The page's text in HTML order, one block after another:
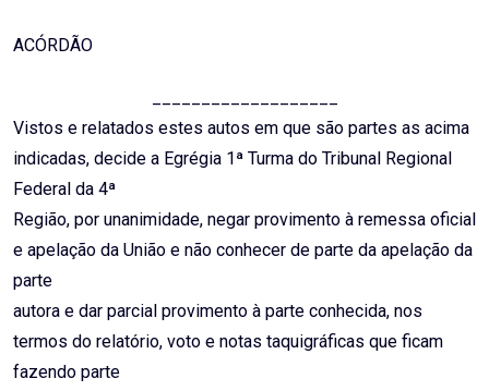
ACÓRDÃO
Vistos e relatados estes autos em que são partes as acima
indicadas, decide a Egrégia 1ª Turma do Tribunal Regional
Federal da 4ª
Região, por unanimidade, negar provimento à remessa oficial
e apelação da União e não conhecer de parte da apelação da
parte
autora e dar parcial provimento à parte conhecida, nos
termos do relatório, voto e notas taquigráficas que ficam
fazendo parte